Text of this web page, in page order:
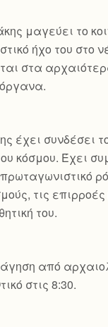
μαγεύει το
ήχο του στο
στα
έχει συνδέσει
κόσμου. Έχει
τις επιρροές
του.
από
στις 8:30.